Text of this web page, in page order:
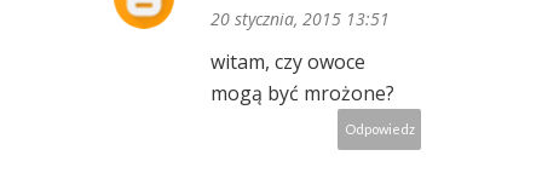
20 stycznia, 2015 13:51
witam, czy owoce
mogą być mrożone?
Odpowiedz